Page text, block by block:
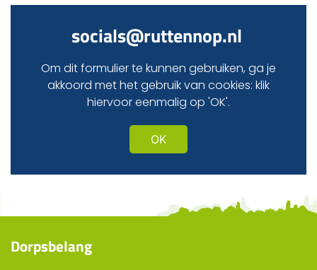
socials@ruttennop.nl
Om dit formulier te kunnen gebruiken, ga je
akkoord met het gebruik van cookies: klik
hiervoor eenmalig op 'OK'.
OK
Dorpsbelang